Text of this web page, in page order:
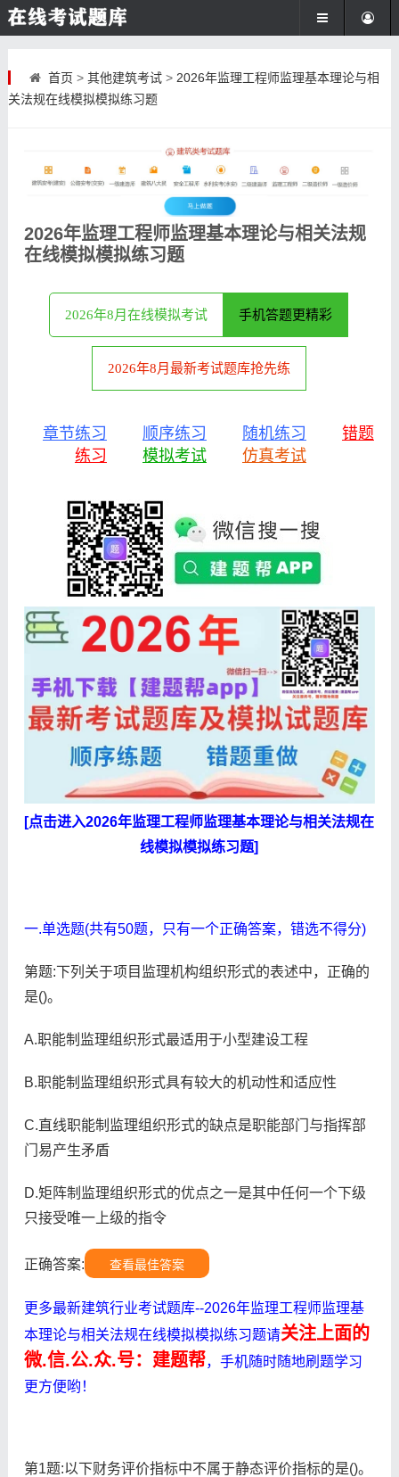
首页 > 其他建筑考试> 2026年监理工程师监理基本理论与相
关法规在线模拟模拟练习题
2026年监理工程师监理基本理论与相关法规
在线模拟模拟练习题
2026年8月在线模拟考试 手机答题更精彩
2026年8月最新考试题库抢先练
章节练习 顺序练习 随机练习
错题
练习
模拟考试 仿真考试
[点击进入2026年监理工程师监理基本理论与相关法规在
线模拟模拟练习题]
一.单选题(共有50题，只有一个正确答案，错选不得分)
第题:下列关于项目监理机构组织形式的表述中，正确的
是()。
A.职能制监理组织形式最适用于小型建设工程
B.职能制监理组织形式具有较大的机动性和适应性
C.直线职能制监理组织形式的缺点是职能部门与指挥部
门易产生矛盾
D.矩阵制监理组织形式的优点之一是其中任何一个下级
只接受唯一上级的指令
正确答案: 查看最佳答案
更多最新建筑行业考试题库--2026年监理工程师监理基
本理论与相关法规在线模拟模拟练习题请关注上面的
微.信.公.众.号：建题帮，手机随时随地刷题学习
更方便哟！
第1题:以下财务评价指标中不属于静态评价指标的是()。